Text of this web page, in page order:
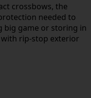
crossbows, the
needed to
big game or storing in
rip-stop exterior